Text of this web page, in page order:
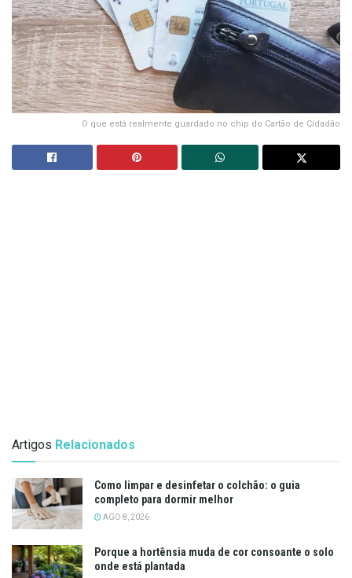
O que está realmente guardado no chip do Cartão de Cidadão
Artigos Relacionados
Como limpar e desinfetar o colchão: o guia
completo para dormir melhor
AGO 8, 2026
Porque a hortênsia muda de cor consoante o solo
onde está plantada